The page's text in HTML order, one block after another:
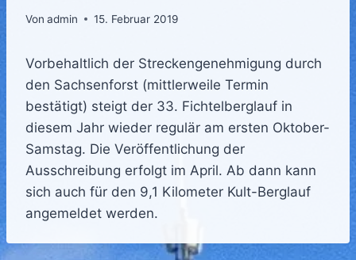
Von admin 15. Februar 2019
Vorbehaltlich der Streckengenehmigung durch
den Sachsenforst (mittlerweile Termin
bestätigt) steigt der 33. Fichtelberglauf in
diesem Jahr wieder regulär am ersten Oktober-
Samstag. Die Veröffentlichung der
Ausschreibung erfolgt im April. Ab dann kann
sich auch für den 9,1 Kilometer Kult-Berglauf
angemeldet werden.